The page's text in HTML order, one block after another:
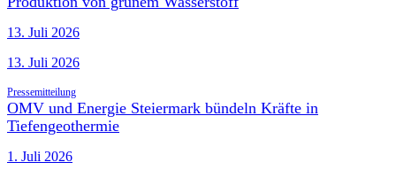
13. Juli 2026
13. Juli 2026
Pressemitteilung
OMV und Energie Steiermark bündeln Kräfte in
Tiefengeothermie
1. Juli 2026